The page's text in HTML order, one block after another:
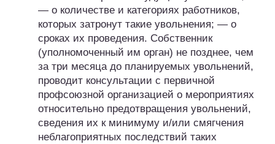
— о количестве и категориях работников,
которых затронут такие увольнения; — о
сроках их проведения. Собственник
(уполномоченный им орган) не позднее, чем
за три месяца до планируемых увольнений,
проводит консультации с первичной
профсоюзной организацией о мероприятиях
относительно предотвращения увольнений,
сведения их к минимуму и/или смягчения
неблагоприятных последствий таких